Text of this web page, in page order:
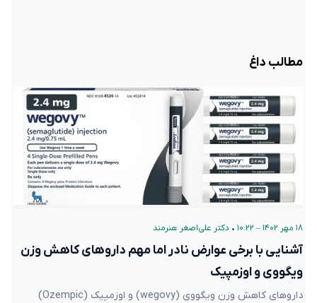
مطالب داغ
۱۸ مهر ۱۴۰۲ – ۱۰:۲۲ • دکتر علی‌اصغر هنرمند
آشنایی با برخی عوارض نادر اما مهم داروهای کاهش وزن
ویگووی و اوزمپیک
داروهای کاهش وزن ویگووی (wegovy) و اوزمپیک (Ozempic)